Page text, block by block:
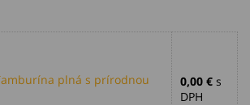
plná s prírodnou 0,00 € s
DPH